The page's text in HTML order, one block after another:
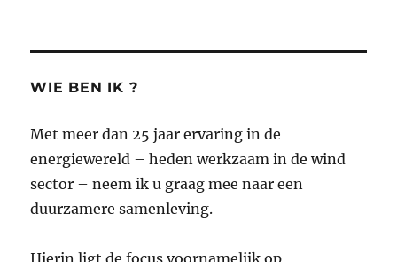
WIE BEN IK ?
Met meer dan 25 jaar ervaring in de
energiewereld – heden werkzaam in de wind
sector – neem ik u graag mee naar een
duurzamere samenleving.
Hierin ligt de focus voornamelijk op